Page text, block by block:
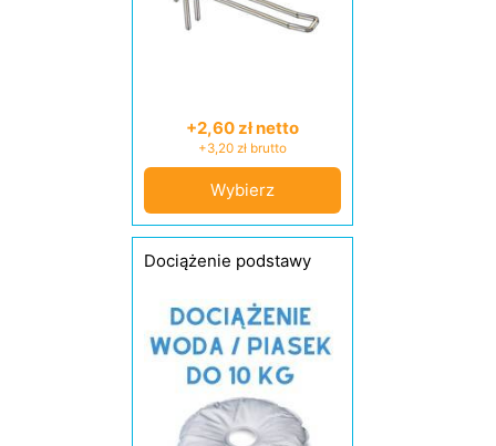
+2,60 zł netto
+3,20 zł brutto
Wybierz
Dociążenie podstawy